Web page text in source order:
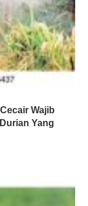
Wajib
Yang